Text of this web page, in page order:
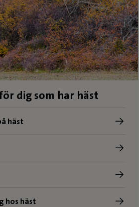
dig som har häst
häst
hos häst